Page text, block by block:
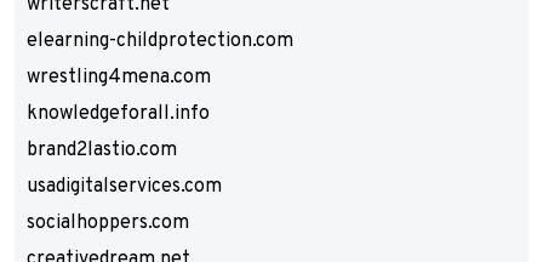
writerscraft.net
elearning-childprotection.com
wrestling4mena.com
knowledgeforall.info
brand2lastio.com
usadigitalservices.com
socialhoppers.com